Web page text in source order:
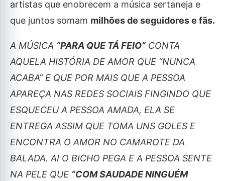
artistas que enobrecem a música sertaneja e
que juntos somam milhões de seguidores e fãs.
A MÚSICA “PARA QUE TÁ FEIO” CONTA
AQUELA HISTÓRIA DE AMOR QUE “NUNCA
ACABA” E QUE POR MAIS QUE A PESSOA
APAREÇA NAS REDES SOCIAIS FINGINDO QUE
ESQUECEU A PESSOA AMADA, ELA SE
ENTREGA ASSIM QUE TOMA UNS GOLES E
ENCONTRA O AMOR NO CAMAROTE DA
BALADA. AI O BICHO PEGA E A PESSOA SENTE
NA PELE QUE “COM SAUDADE NINGUÉM